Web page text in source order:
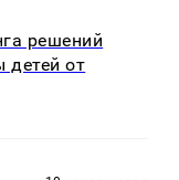
решений
детей от